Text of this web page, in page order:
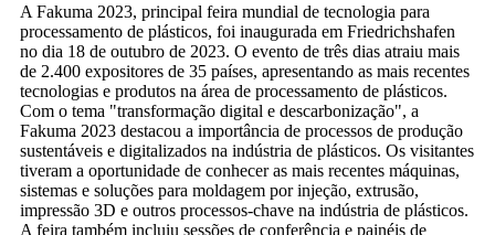
A Fakuma 2023, principal feira mundial de tecnologia para
processamento de plásticos, foi inaugurada em Friedrichshafen
no dia 18 de outubro de 2023. O evento de três dias atraiu mais
de 2.400 expositores de 35 países, apresentando as mais recentes
tecnologias e produtos na área de processamento de plásticos.
Com o tema "transformação digital e descarbonização", a
Fakuma 2023 destacou a importância de processos de produção
sustentáveis ​​e digitalizados na indústria de plásticos. Os visitantes
tiveram a oportunidade de conhecer as mais recentes máquinas,
sistemas e soluções para moldagem por injeção, extrusão,
impressão 3D e outros processos-chave na indústria de plásticos.
A feira também incluiu sessões de conferência e painéis de